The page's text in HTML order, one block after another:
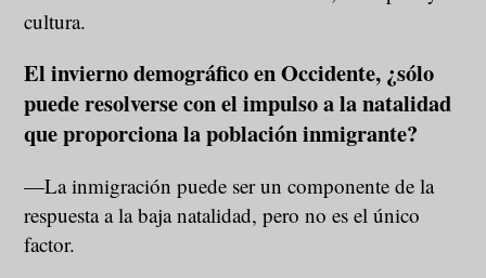
cultura.
El invierno demográfico en Occidente, ¿sólo
puede resolverse con el impulso a la natalidad
que proporciona la población inmigrante?
—La inmigración puede ser un componente de la
respuesta a la baja natalidad, pero no es el único
factor.